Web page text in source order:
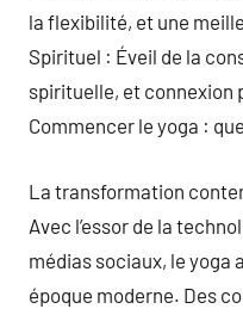
la flexibilité, et une
Spirituel : Éveil de la
spirituelle, et connexion
Commencer le yoga :
La transformation
Avec l’essor de la
médias sociaux, le yoga
époque moderne. Des